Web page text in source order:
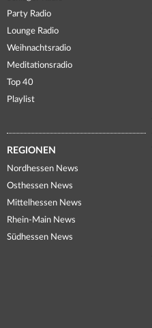
Party Radio
Lounge Radio
Weihnachtsradio
Meditationsradio
Top 40
Playlist
REGIONEN
Nordhessen News
Osthessen News
Mittelhessen News
Rhein-Main News
Südhessen News